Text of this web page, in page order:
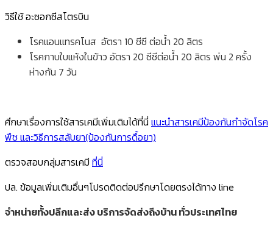
วิธีใช้ อะซอกซีสโตรบิน
โรคแอนแทรคโนส อัตรา 10 ซีซี ต่อน้ำ 20 ลิตร
โรคกาบใบแห้งในข้าว อัตรา 20 ซีซีต่อน้ำ 20 ลิตร พ่น 2 ครั้ง
ห่างกัน 7 วัน
ศึกษาเรื่องการใช้สารเคมีเพิ่มเติมได้ที่นี่ แนะนำสารเคมีป้องกันกำจัดโรค
พืช และวิธีการสลับยา(ป้องกันการดื้อยา)
ตรวจสอบกลุ่มสารเคมี ที่นี่
ปล. ข้อมูลเพิ่มเติมอื่นๆโปรดติดต่อปรึกษาโดยตรงได้ทาง line
จำหน่ายทั้งปลีกและส่ง บริการจัดส่งถึงบ้าน ทั่วประเทศไทย